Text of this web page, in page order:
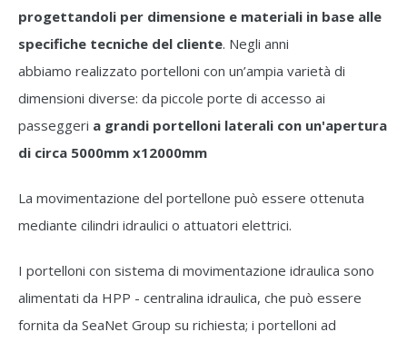
progettandoli per dimensione e materiali in base alle
specifiche tecniche del cliente. Negli anni
abbiamo realizzato portelloni con un’ampia varietà di
dimensioni diverse: da piccole porte di accesso ai
passeggeri a grandi portelloni laterali con un'apertura
di circa 5000mm x12000mm
La movimentazione del portellone può essere ottenuta
mediante cilindri idraulici o attuatori elettrici.
I portelloni con sistema di movimentazione idraulica sono
alimentati da HPP - centralina idraulica, che può essere
fornita da SeaNet Group su richiesta; i portelloni ad